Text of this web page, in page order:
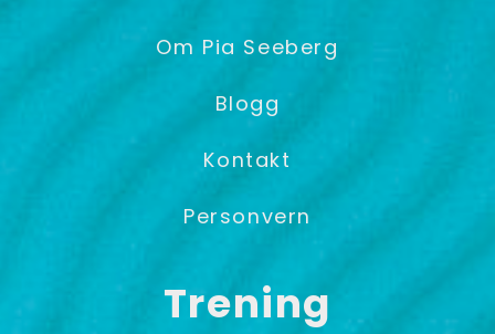
Om Pia Seeberg
Blogg
Kontakt
Personvern
Trening